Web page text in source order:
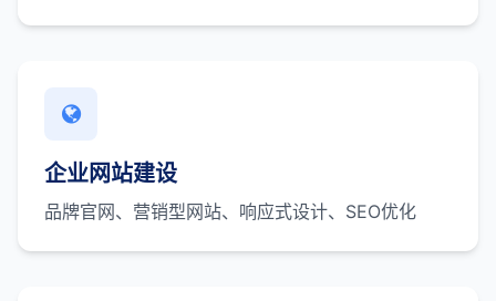
企业网站建设
品牌官网、营销型网站、响应式设计、SEO优化